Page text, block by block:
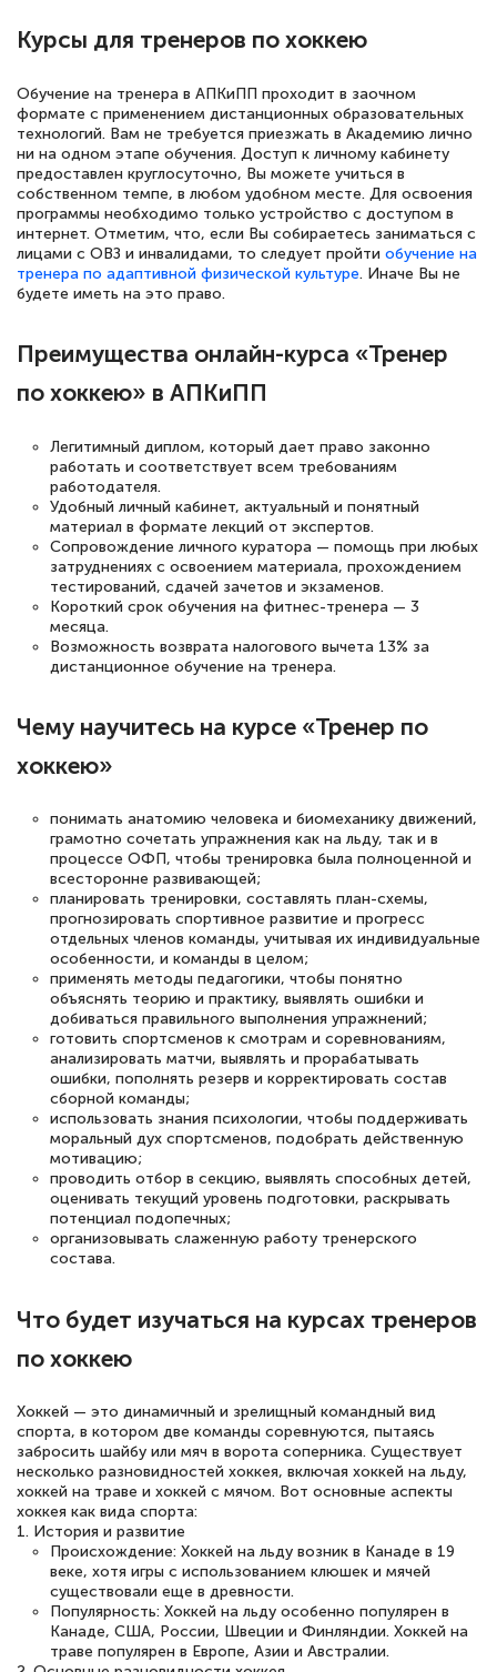
вежливое сопровождение! Всё чётко и
понятно! Проходила повышение
квалификации. Ещё раз - СПАСИБО!
Елена Петрикс
Знаток города 5 уровня
11 марта 2026
повышени каалификации по
специальности «Тренер-преподаватель
подчеркуть, что при обращении
оперативно связались со мной
специалисты, ответили на все
интересующие вопросы и в течении
двух…
быстро ответили, разъяснили все детали.
Обучение понравилось: огромное
количество тематической литературы,
пособий и учебников доступно на время
прохождения курса, удобная система
аттестации, проблем не возникло ни на
каком этапе…
Курсы для тренеров по хоккею
Обучение на тренера в АПКиПП проходит в заочном
формате с применением дистанционных образовательных
технологий. Вам не требуется приезжать в Академию лично
ни на одном этапе обучения. Доступ к личному кабинету
предоставлен круглосуточно, Вы можете учиться в
собственном темпе, в любом удобном месте. Для освоения
программы необходимо только устройство с доступом в
интернет. Отметим, что, если Вы собираетесь заниматься с
лицами с ОВЗ и инвалидами, то следует пройти обучение на
тренера по адаптивной физической культуре. Иначе Вы не
будете иметь на это право.
Преимущества онлайн-курса «Тренер
по хоккею» в АПКиПП
Легитимный диплом, который дает право законно
работать и соответствует всем требованиям
работодателя.
Удобный личный кабинет, актуальный и понятный
материал в формате лекций от экспертов.
Сопровождение личного куратора — помощь при любых
затруднениях с освоением материала, прохождением
тестирований, сдачей зачетов и экзаменов.
Короткий срок обучения на фитнес-тренера — 3
месяца.
Возможность возврата налогового вычета 13% за
дистанционное обучение на тренера.
Чему научитесь на курсе «Тренер по
хоккею»
понимать анатомию человека и биомеханику движений,
грамотно сочетать упражнения как на льду, так и в
процессе ОФП, чтобы тренировка была полноценной и
всесторонне развивающей;
планировать тренировки, составлять план-схемы,
прогнозировать спортивное развитие и прогресс
отдельных членов команды, учитывая их индивидуальные
особенности, и команды в целом;
применять методы педагогики, чтобы понятно
объяснять теорию и практику, выявлять ошибки и
добиваться правильного выполнения упражнений;
готовить спортсменов к смотрам и соревнованиям,
анализировать матчи, выявлять и прорабатывать
ошибки, пополнять резерв и корректировать состав
сборной команды;
использовать знания психологии, чтобы поддерживать
моральный дух спортсменов, подобрать действенную
мотивацию;
проводить отбор в секцию, выявлять способных детей,
оценивать текущий уровень подготовки, раскрывать
потенциал подопечных;
организовывать слаженную работу тренерского
состава.
Что будет изучаться на курсах тренеров
по хоккею
Хоккей — это динамичный и зрелищный командный вид
спорта, в котором две команды соревнуются, пытаясь
забросить шайбу или мяч в ворота соперника. Существует
несколько разновидностей хоккея, включая хоккей на льду,
хоккей на траве и хоккей с мячом. Вот основные аспекты
хоккея как вида спорта:
1. История и развитие
Происхождение: Хоккей на льду возник в Канаде в 19
веке, хотя игры с использованием клюшек и мячей
существовали еще в древности.
Популярность: Хоккей на льду особенно популярен в
Канаде, США, России, Швеции и Финляндии. Хоккей на
траве популярен в Европе, Азии и Австралии.